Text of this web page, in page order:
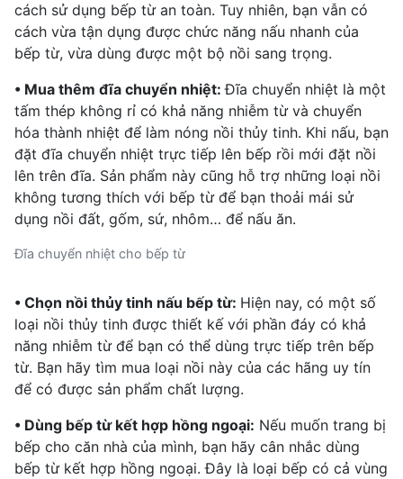
cách sử dụng bếp từ an toàn. Tuy nhiên, bạn vẫn có
cách vừa tận dụng được chức năng nấu nhanh của
bếp từ, vừa dùng được một bộ nồi sang trọng.
• Mua thêm đĩa chuyển nhiệt:Đĩa chuyển nhiệt là một
tấm thép không rỉ có khả năng nhiễm từ và chuyển
hóa thành nhiệt để làm nóng nồi thủy tinh. Khi nấu, bạn
đặt đĩa chuyển nhiệt trực tiếp lên bếp rồi mới đặt nồi
lên trên đĩa. Sản phẩm này cũng hỗ trợ những loại nồi
không tương thích với bếp từ để bạn thoải mái sử
dụng nồi đất, gốm, sứ, nhôm… để nấu ăn.
Đĩa chuyển nhiệt cho bếp từ
• Chọn nồi thủy tinh nấu bếp từ: Hiện nay, có một số
loại nồi thủy tinh được thiết kế với phần đáy có khả
năng nhiễm từ để bạn có thể dùng trực tiếp trên bếp
từ. Bạn hãy tìm mua loại nồi này của các hãng uy tín
để có được sản phẩm chất lượng.
• Dùng bếp từ kết hợp hồng ngoại: Nếu muốn trang bị
bếp cho căn nhà của mình, bạn hãy cân nhắc dùng
bếp từ kết hợp hồng ngoại. Đây là loại bếp có cả vùng